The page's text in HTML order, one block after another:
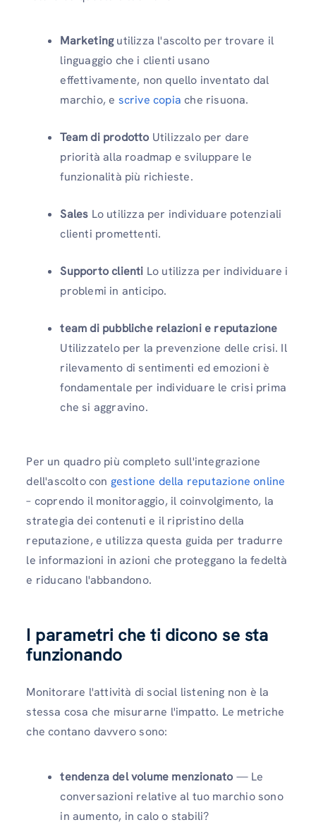
Marketingutilizza l'ascolto per trovare il
linguaggio che i clienti usano
effettivamente, non quello inventato dal
marchio, e scrive copia che risuona.
Team di prodotto Utilizzalo per dare
priorità alla roadmap e sviluppare le
funzionalità più richieste.
Sales Lo utilizza per individuare potenziali
clienti promettenti.
Supporto clienti Lo utilizza per individuare i
problemi in anticipo.
team di pubbliche relazioni e reputazione
Utilizzatelo per la prevenzione delle crisi. Il
rilevamento di sentimenti ed emozioni è
fondamentale per individuare le crisi prima
che si aggravino.
Per un quadro più completo sull'integrazione
dell'ascolto con gestione della reputazione online
– coprendo il monitoraggio, il coinvolgimento, la
strategia dei contenuti e il ripristino della
reputazione, e utilizza questa guida per tradurre
le informazioni in azioni che proteggano la fedeltà
e riducano l'abbandono.
I parametri che ti dicono se sta
funzionando
Monitorare l'attività di social listening non è la
stessa cosa che misurarne l'impatto. Le metriche
che contano davvero sono:
tendenza del volume menzionato — Le
conversazioni relative al tuo marchio sono
in aumento, in calo o stabili?